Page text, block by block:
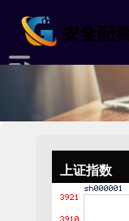
上证指数